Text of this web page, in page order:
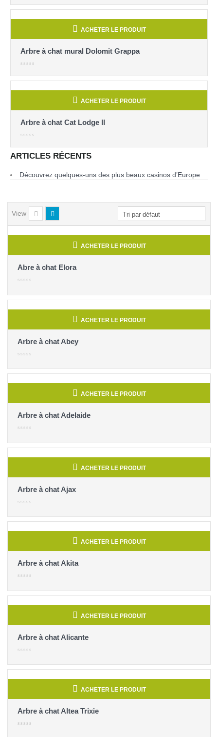
ACHETER LE PRODUIT
chat mural Dolomit Grappa
ACHETER LE PRODUIT
Cat Lodge II
ARTICLES RÉCENTS
Découvrez quelques-uns des plus beaux casinos d’Europe
View
ACHETER LE PRODUIT
Abre à chat Elora
ACHETER LE PRODUIT
Arbre à chat Abey
ACHETER LE PRODUIT
Arbre à chat Adelaide
ACHETER LE PRODUIT
Arbre à chat Ajax
ACHETER LE PRODUIT
Arbre à chat Akita
ACHETER LE PRODUIT
Arbre à chat Alicante
ACHETER LE PRODUIT
Arbre à chat Altea Trixie